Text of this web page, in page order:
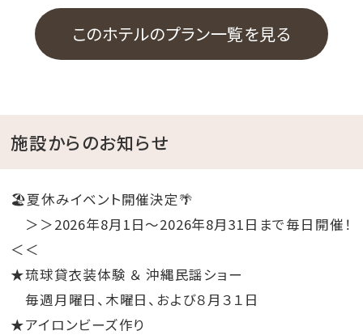
このホテルのプラン一覧を見る
施設からのお知らせ
🏖️夏休みイベント開催決定🌴
＞＞2026年8月1日～2026年8月31日まで毎日開催！
＜＜
★琉球貸衣装体験 ＆ 沖縄民謡ショー
毎週月曜日、木曜日、および８月３１日
★アイロンビーズ作り